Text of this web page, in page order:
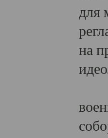
для
на